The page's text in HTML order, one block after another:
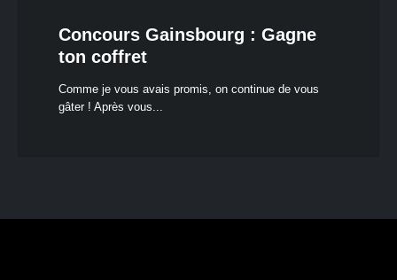
Concours Gainsbourg : Gagne
ton coffret
Comme je vous avais promis, on continue de vous
gâter ! Après vous...